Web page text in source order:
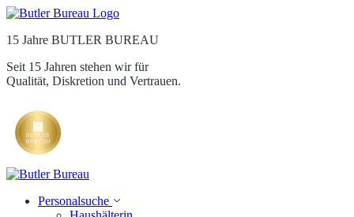
15 Jahre BUTLER BUREAU
Seit 15 Jahren stehen wir für
Qualität, Diskretion und Vertrauen.
Personalsuche